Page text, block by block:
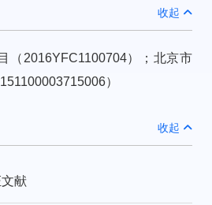
收起
（2016YFC1100704）；北京市
）
收起
献